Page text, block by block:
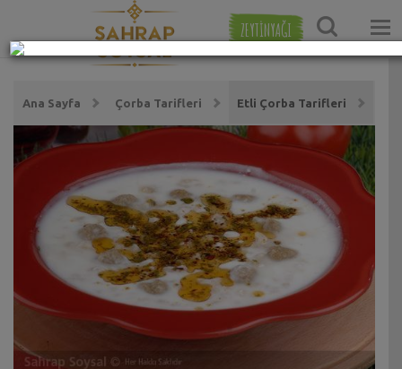
ZEYTİNYAĞI
Ana Sayfa Çorba Tarifleri Etli Çorba Tarifleri